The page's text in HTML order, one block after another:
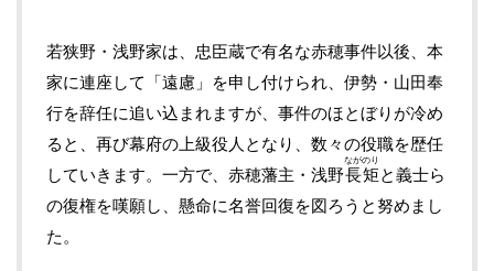
若狭野・浅野家は、忠臣蔵で有名な赤穂事件以後、本
家に連座して「遠慮」を申し付けられ、伊勢・山田奉
行を辞任に追い込まれますが、事件のほとぼりが冷め
ると、再び幕府の上級役人となり、数々の役職を歴任
していきます。一方で、赤穂藩主・浅野長矩
ながのり
と義士ら
の復権を嘆願し、懸命に名誉回復を図ろうと努めまし
た。